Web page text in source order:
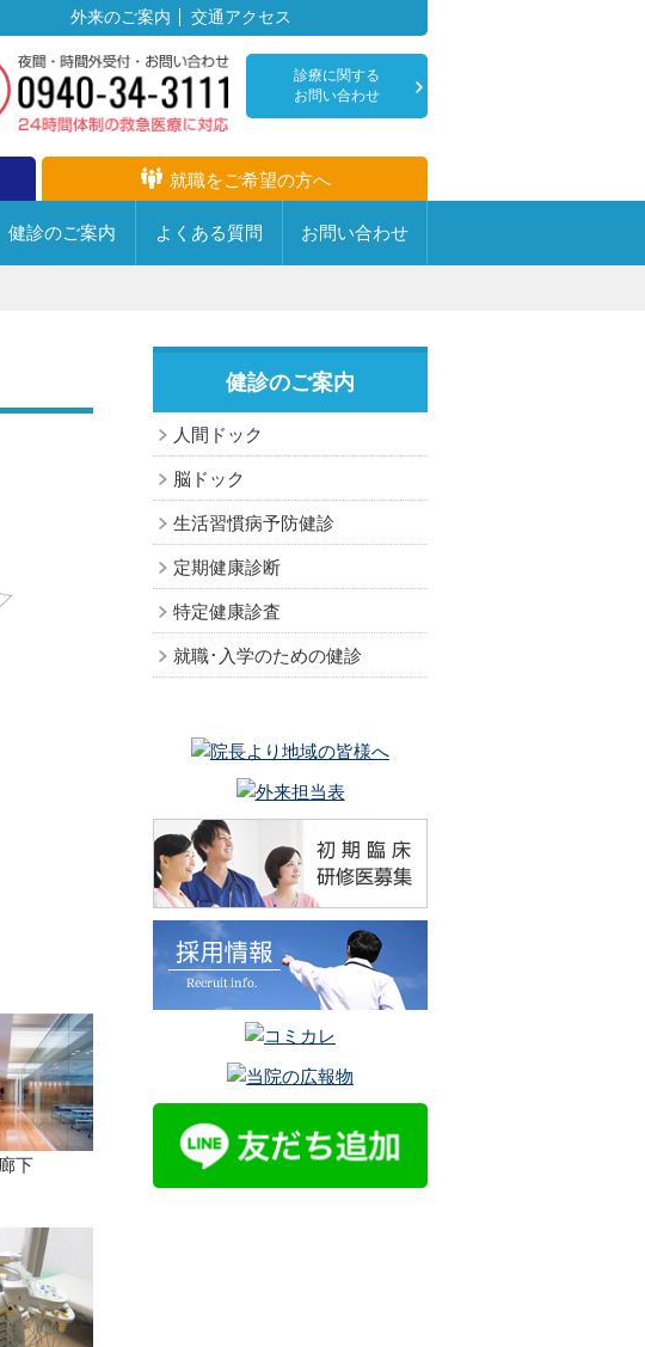
外来のご案内 交通アクセス
診療に関する
お問い合わせ
就職をご希望の方へ
健診のご案内 よくある質問 お問い合わせ
み
院の考え方
輸血療法を拒
疾患センター・専門病棟
心臓血管センター
透析センター
創傷治療センター・足病外来
内視鏡センター
回復期ﾘﾊﾋﾞﾘﾃｰｼｮﾝ病棟
医療機器の紹介
情報
のご案内
動画撮影・録音について
スのご利用について
するお願い
の取り組み
放射線科
麻酔科
リハビリテーション科
救急科
下
健診のご案内
人間ドック
脳ドック
生活習慣病予防健診
定期健康診断
特定健康診査
就職･入学のための健診